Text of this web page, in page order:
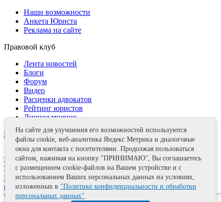
Наши возможности
Анкета Юриста
Реклама на сайте
Правовой клуб
Лента новостей
Блоги
Форум
Видео
Расценки адвокатов
Рейтинг юристов
Личное мнение
Контакты
Задать вопрос
Поделиться
Политика информационной безопасности Правила
использования материалов
© 2011—2026 А.Е. Мишушин
На сайте для улучшения его возможностей используются
файлы cookie, веб-аналитика Яндекс Метрика и диалоговые
окна для контакта с посетителями. Продолжая пользоваться
сайтом, нажимая на кнопку "ПРИНИМАЮ", Вы соглашаетесь
с размещением cookie-файлов на Вашем устройстве и с
использованием Ваших персональных данных на условиях,
изложенных в "Политике конфиденциальности и обработки
персональных данных".